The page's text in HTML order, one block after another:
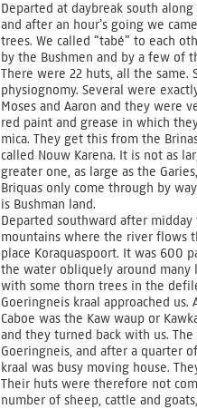
Departed at daybreak south
and after an hour’s going we
trees. We called “tabé” to each
by the Bushmen and by a few of
There were 22 huts, all the
physiognomy. Several were
Moses and Aaron and they were
red paint and grease in which
mica. They get this from the
called Nouw Karena. It is not as
greater one, as large as the
Briquas only come through by
is Bushman land.
Departed southward after
mountains where the river flows
place Koraquaspoort. It was 600
the water obliquely around many
with some thorn trees in the
Goeringneis kraal approached
Caboe was the Kaw waup or
and they turned back with us.
Goeringneis, and after a quarter
kraal was busy moving house.
Their huts were therefore not
number of sheep, cattle and